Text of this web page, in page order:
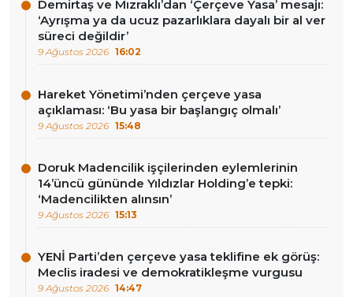
Demirtaş ve Mızraklı’dan ‘Çerçeve Yasa’ mesajı:
‘Ayrışma ya da ucuz pazarlıklara dayalı bir al ver
süreci değildir’
9 Ağustos 2026 16:02
Hareket Yönetimi’nden çerçeve yasa
açıklaması: ‘Bu yasa bir başlangıç olmalı’
9 Ağustos 2026 15:48
Doruk Madencilik işçilerinden eylemlerinin
14’üncü gününde Yıldızlar Holding’e tepki:
‘Madencilikten alınsın’
9 Ağustos 2026 15:13
YENİ Parti’den çerçeve yasa teklifine ek görüş:
Meclis iradesi ve demokratikleşme vurgusu
9 Ağustos 2026 14:47